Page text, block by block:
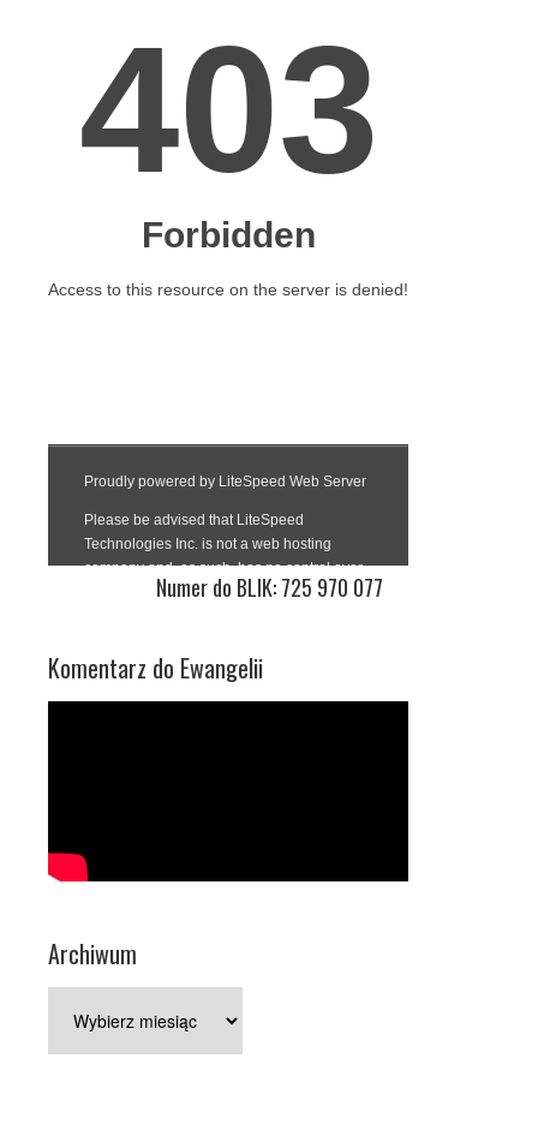
Numer do BLIK: 725 970 077
Komentarz do Ewangelii
Archiwum